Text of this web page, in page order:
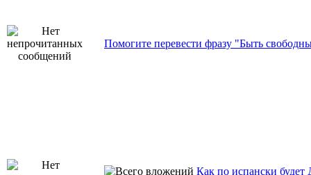
Помогите перевести фразу "Быть
Как по испански будет